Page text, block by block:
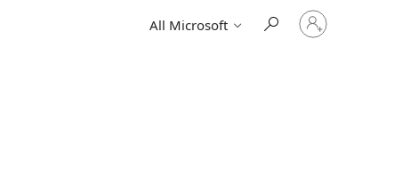
All Microsoft
Sign
in